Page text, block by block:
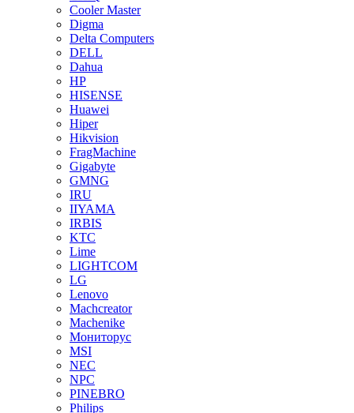
Cooler Master
Digma
Delta Computers
DELL
Dahua
HP
HISENSE
Huawei
Hiper
Hikvision
FragMachine
Gigabyte
GMNG
IRU
IIYAMA
IRBIS
KTC
Lime
LIGHTCOM
LG
Lenovo
Machcreator
Machenike
Мониторус
MSI
NEC
NPC
PINEBRO
Philips